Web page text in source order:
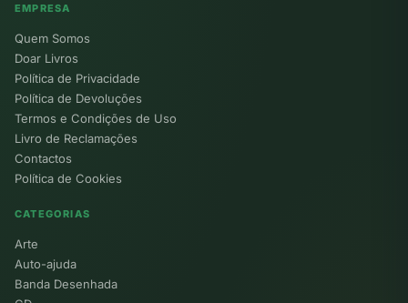
EMPRESA
Quem Somos
Doar Livros
Política de Privacidade
Política de Devoluções
Termos e Condições de Uso
Livro de Reclamações
Contactos
Política de Cookies
CATEGORIAS
Arte
Auto-ajuda
Banda Desenhada